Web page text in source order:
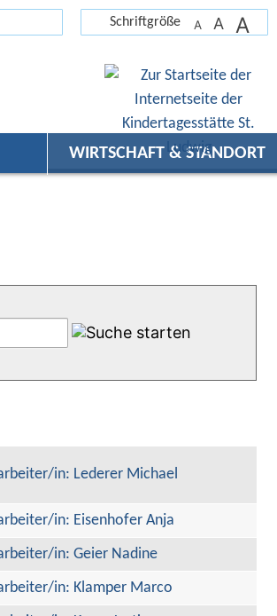
Schriftgröße A A A
WIRTSCHAFT & STANDORT